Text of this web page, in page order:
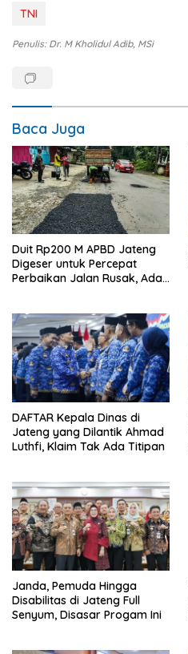
TNI
Penulis: Dr. M Kholidul Adib, MSi
Baca Juga
Duit Rp200 M APBD Jateng
Digeser untuk Percepat
Perbaikan Jalan Rusak, Ada
DAFTAR Kepala Dinas di
Jateng yang Dilantik Ahmad
Luthfi, Klaim Tak Ada Titipan
Janda, Pemuda Hingga
Disabilitas di Jateng Full
Senyum, Disasar Progam Ini